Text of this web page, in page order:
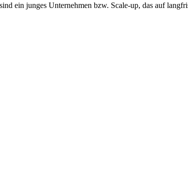
ein junges Unternehmen bzw. Scale-up, das auf